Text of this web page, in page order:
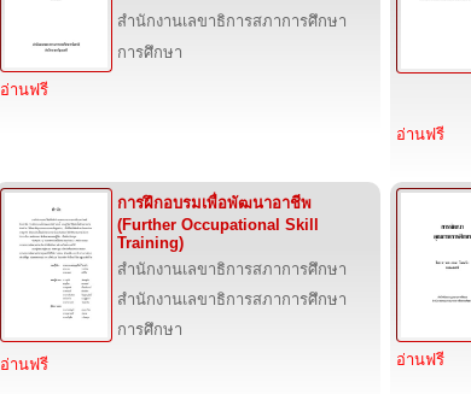
สำนักงานเลขาธิการสภาการศึกษา
การศึกษา
อ่านฟรี
อ่านฟรี
การฝึกอบรมเพื่อพัฒนาอาชีพ
(Further Occupational Skill
Training)
สำนักงานเลขาธิการสภาการศึกษา
สำนักงานเลขาธิการสภาการศึกษา
การศึกษา
อ่านฟรี
อ่านฟรี